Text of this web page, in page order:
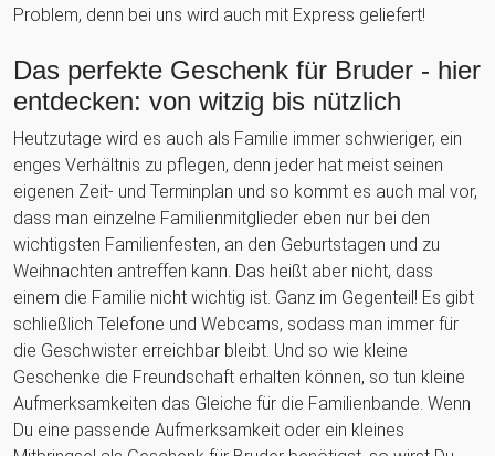
Problem, denn bei uns wird auch mit Express geliefert!
Das perfekte Geschenk für Bruder - hier
entdecken: von witzig bis nützlich
Heutzutage wird es auch als Familie immer schwieriger, ein
enges Verhältnis zu pflegen, denn jeder hat meist seinen
eigenen Zeit- und Terminplan und so kommt es auch mal vor,
dass man einzelne Familienmitglieder eben nur bei den
wichtigsten Familienfesten, an den Geburtstagen und zu
Weihnachten antreffen kann. Das heißt aber nicht, dass
einem die Familie nicht wichtig ist. Ganz im Gegenteil! Es gibt
schließlich Telefone und Webcams, sodass man immer für
die Geschwister erreichbar bleibt. Und so wie kleine
Geschenke die Freundschaft erhalten können, so tun kleine
Aufmerksamkeiten das Gleiche für die Familienbande. Wenn
Du eine passende Aufmerksamkeit oder ein kleines